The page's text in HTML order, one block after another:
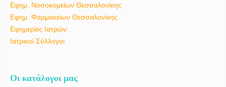
Εφημ. Νοσοκομείων Θεσσαλονίκης
Εφημ. Φαρμακείων Θεσσαλονίκης
Εφημερίες Ιατρών
Ιατρικοί Σύλλογοι
Οι κατάλογοι μας